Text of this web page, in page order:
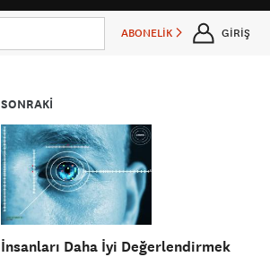
ABONELİK GİRİŞ
SONRAKİ
İnsanları Daha İyi Değerlendirmek